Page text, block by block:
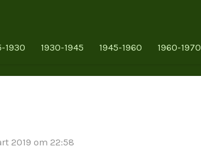
1930 1930-1945 1945-1960 1960-1970
2019 om 22:58